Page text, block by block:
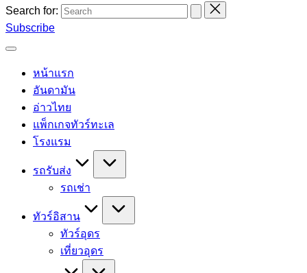
Search for:
Subscribe
หน้าแรก
อันดามัน
อ่าวไทย
แพ็กเกจทัวร์ทะเล
โรงแรม
รถรับส่ง
รถเช่า
ทัวร์อิสาน
ทัวร์อุดร
เที่ยวอุดร